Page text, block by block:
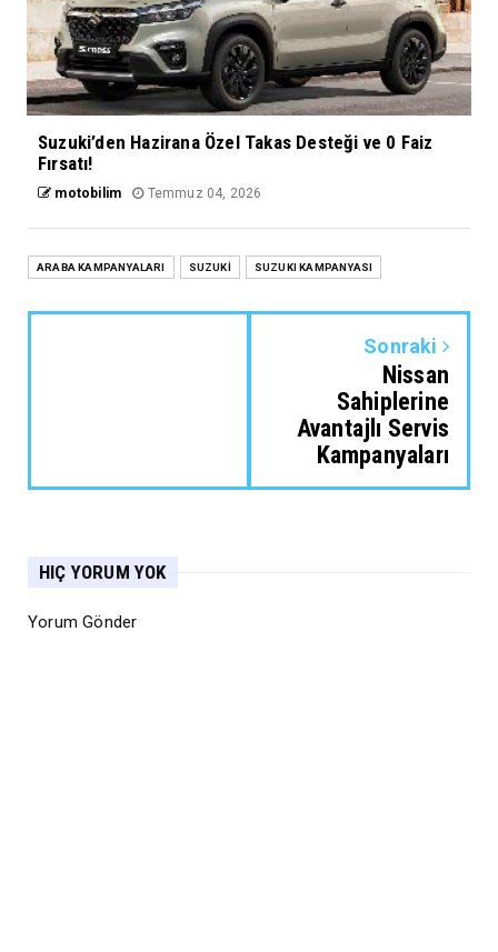
Suzuki’den Hazirana Özel Takas Desteği ve 0 Faiz
Fırsatı!
motobilim Temmuz 04, 2026
ARABA KAMPANYALARI SUZUKİ SUZUKI KAMPANYASI
Sonraki
Nissan
Sahiplerine
Avantajlı Servis
Kampanyaları
HIÇ YORUM YOK
Yorum Gönder